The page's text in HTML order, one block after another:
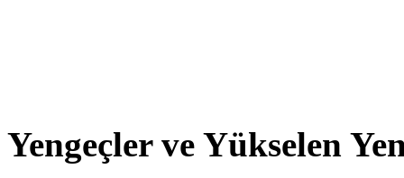
Yengeçler ve Yükselen